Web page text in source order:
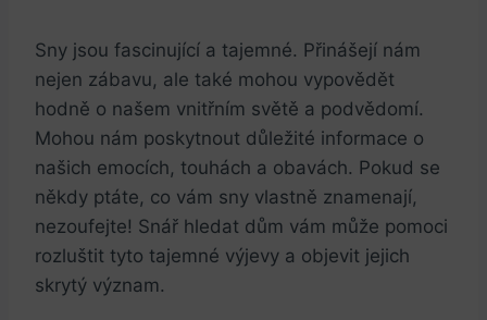
Sny jsou fascinující a tajemné. Přinášejí nám
nejen zábavu, ale také mohou vypovědět
hodně o našem vnitřním světě a podvědomí.
Mohou nám poskytnout důležité informace o
našich emocích, touhách a obavách. Pokud se
někdy ptáte, co vám sny vlastně znamenají,
nezoufejte! Snář hledat dům vám může pomoci
rozluštit tyto tajemné výjevy a objevit jejich
skrytý význam.